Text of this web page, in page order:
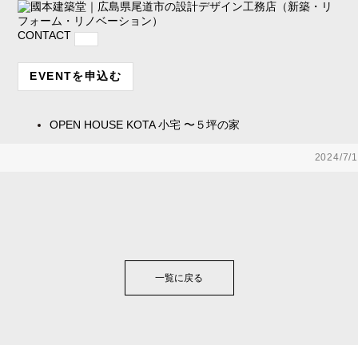
CONTACT
EVENTを申込む
OPEN HOUSE KOTA 小宅 〜５坪の家
2024/7/1
一覧に戻る